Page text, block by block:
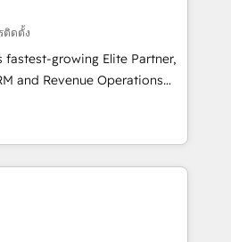
scalable revenue
RevOps, CRM and data
and strategic marketing,
proprietary FLAIR framework
certified consultancy,
and technology to help
ติดตั้ง
fastest-growing Elite Partner,
and Revenue Operations
Partner, we specialize in
solutions. Our experts design,
systems to enhance user
teams. From setup to